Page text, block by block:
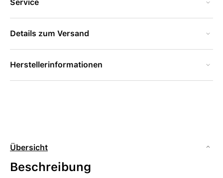
Service
Details zum Versand
Herstellerinformationen
Übersicht
Beschreibung